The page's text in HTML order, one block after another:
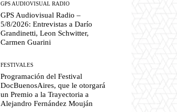
GPS AUDIOVISUAL RADIO
GPS Audiovisual Radio –
5/8/2026: Entrevistas a Darío
Grandinetti, Leon Schwitter,
Carmen Guarini
FESTIVALES
Programación del Festival
DocBuenosAires, que le otorgará
un Premio a la Trayectoria a
Alejandro Fernández Mouján